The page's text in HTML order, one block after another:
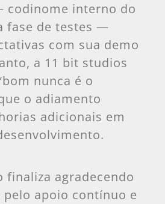
codinome interno do
fase de testes —
com sua demo
a 11 bit studios
nunca é o
o adiamento
adicionais em
finaliza agradecendo
pelo apoio contínuo e